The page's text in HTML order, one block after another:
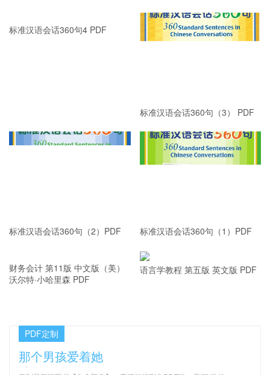
标准汉语会话360句（3） PDF
标准汉语会话360句（2）PDF 标准汉语会话360句（1）PDF
财务会计 第11版 中文版（美）
沃尔特·小哈里森 PDF
语言学教程 第五版 英文版 PDF
PDF定制
那个男孩爱着她